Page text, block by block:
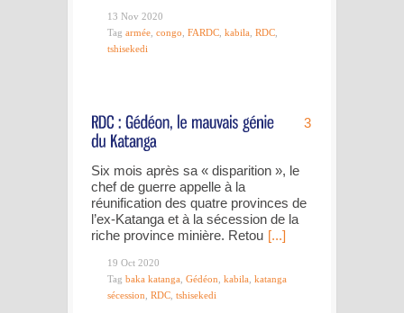
13 Nov 2020
Tag armée congo FARDC kabila RDC
tshisekedi
3
Six mois après sa « disparition », le
chef de guerre appelle à la
réunification des quatre provinces de
l’ex-Katanga et à la sécession de la
riche province minière. Retou [...]
19 Oct 2020
Tag baka katanga Gédéon kabila katanga
sécession RDC tshisekedi